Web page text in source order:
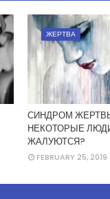
ЖЕРТВА
СИНДРОМ
НЕКОТОРЫЕ
ЖАЛУЮТСЯ?
FEBRUARY 25, 2019